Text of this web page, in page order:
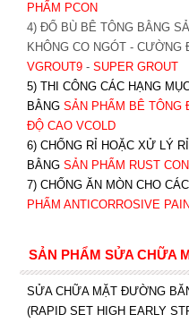
PHẨM PCON
4) ĐỔ BÙ BÊ TÔNG BẰNG
KHÔNG CO NGÓT - CƯỜNG
VGROUT9- SUPER GROUT
5) THI CÔNG CÁC HẠNG
BẰNG SẢN PHẨM BÊ TÔNG
ĐỘ CAO VCOLD
6) CHỐNG RỈ HOẶC XỬ LÝ
BẰNG SẢN PHẨM RUST
7) CHỐNG ĂN MÒN CHO
PHẨM ANTICORROSIVE
SẢN PHẨM SỬA CHỮA
SỬA CHỮA MẶT ĐƯỜNG
(RAPID SET HIGH EARLY